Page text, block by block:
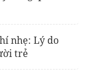
nhẹ: Lý do
trẻ